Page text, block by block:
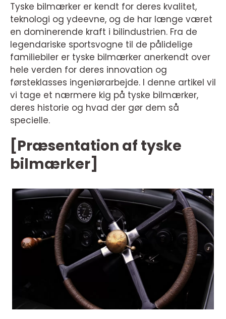
Tyske bilmærker er kendt for deres kvalitet,
teknologi og ydeevne, og de har længe været
en dominerende kraft i bilindustrien. Fra de
legendariske sportsvogne til de pålidelige
familiebiler er tyske bilmærker anerkendt over
hele verden for deres innovation og
førsteklasses ingeniørarbejde. I denne artikel vil
vi tage et nærmere kig på tyske bilmærker,
deres historie og hvad der gør dem så
specielle.
[Præsentation af tyske
bilmærker]